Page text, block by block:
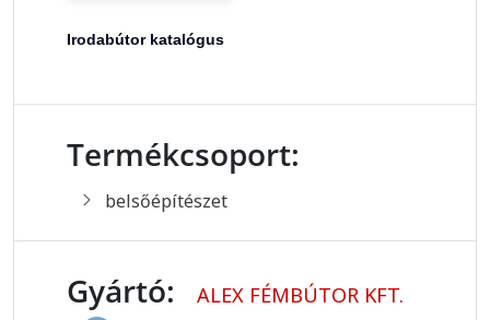
Irodabútor katalógus
Termékcsoport:
belsőépítészet
Gyártó: ALEX FÉMBÚTOR KFT.